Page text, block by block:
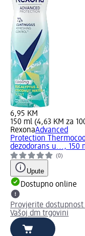
6,95 KM
150 ml (4,63 KM za
RexonaAdvanced
Protection
dezodorans u..., 150
(0)
Upute
Dostupno online
Provjerite dostupnost
Vašoj dm trgovini